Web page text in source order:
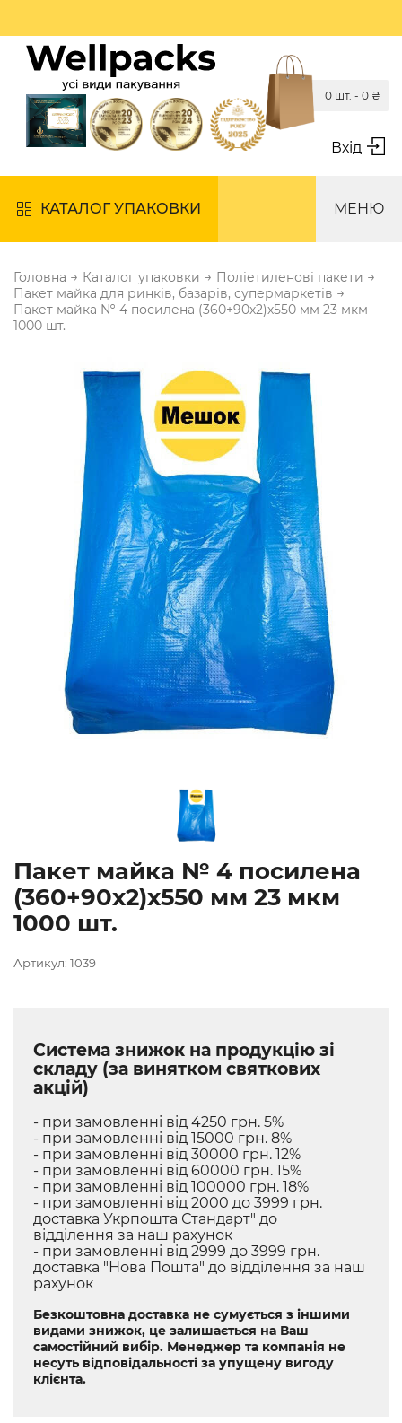
Вхід
0 шт. - 0 ₴
КАТАЛОГ УПАКОВКИ МЕНЮ
Головна → Каталог упаковки → Поліетиленові пакети →
Пакет майка для ринків, базарів, супермаркетів →
Пакет майка № 4 посилена (360+90х2)х550 мм 23 мкм
1000 шт.
Пакет майка № 4 посилена
(360+90х2)х550 мм 23 мкм
1000 шт.
Артикул: 1039
Система знижок на продукцію зі
складу (за винятком святкових
акцій)
- при замовленні від 4250 грн. 5%
- при замовленні від 15000 грн. 8%
- при замовленні від 30000 грн. 12%
- при замовленні від 60000 грн. 15%
- при замовленні від 100000 грн. 18%
- при замовленні від 2000 до 3999 грн.
доставка Укрпошта Стандарт" до
відділення за наш рахунок
- при замовленні від 2999 до 3999 грн.
доставка "Нова Пошта" до відділення за наш
рахунок
Безкоштовна доставка не сумується з іншими
видами знижок, це залишається на Ваш
самостійний вибір. Менеджер та компанія не
несуть відповідальності за упущену вигоду
клієнта.